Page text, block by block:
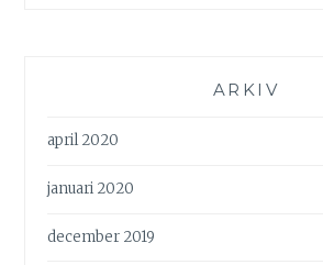
ARKIV
april 2020
januari 2020
december 2019